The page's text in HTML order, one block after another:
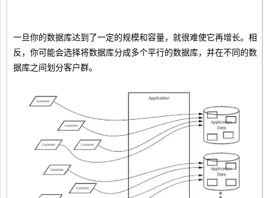
一旦你的数据库达到了一定的规模和容量，就很难使它再增长。相
反，你可能会选择将数据库分成多个平行的数据库，并在不同的数
据库之间划分客户群。